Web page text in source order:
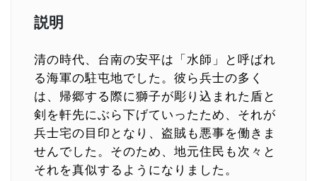
説明
清の時代、台南の安平は「水師」と呼ばれ
る海軍の駐屯地でした。彼ら兵士の多く
は、帰郷する際に獅子が彫り込まれた盾と
剣を軒先にぶら下げていったため、それが
兵士宅の目印となり、盗賊も悪事を働きま
せんでした。そのため、地元住民も次々と
それを真似するようになりました。